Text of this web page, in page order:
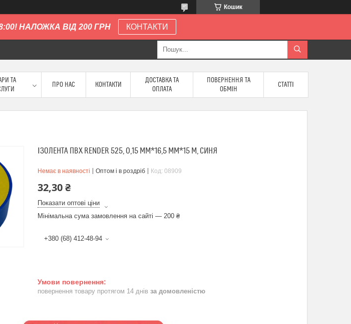
Кошик
НАЛОЖКА ВІД 200 ГРН КОНТАКТИ
ТА
ПРО НАС КОНТАКТИ
ДОСТАВКА ТА
ОПЛАТА
ПОВЕРНЕННЯ ТА
ОБМІН
СТАТТІ
ІЗОЛЕНТА ПВХ RENDER 525, 0,15 ММ*16,5 ММ*15 М, СИНЯ
Немає в наявності Оптом і в роздріб Код: 08909
32,30 ₴
Показати оптові ціни
Мінімальна сума замовлення на сайті — 200 ₴
+380 (68) 412-48-94
повернення товару протягом 14 днів за домовленістю